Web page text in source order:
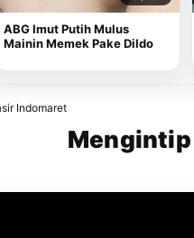
ABG Imut Putih Mulus
Mainin Memek Pake Dildo
Indomaret
Mengintip